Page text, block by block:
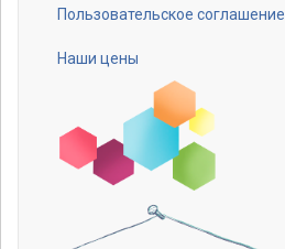
Пользовательское соглашение
Наши цены